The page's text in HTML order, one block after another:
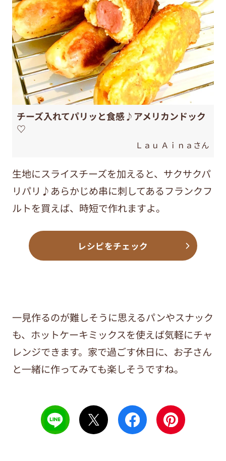
チーズ入れてパリッと食感♪アメリカンドック
♡
Ｌａｕ Ａｉｎａさん
生地にスライスチーズを加えると、サクサクパ
リパリ♪あらかじめ串に刺してあるフランクフ
ルトを買えば、時短で作れますよ。
レシピをチェック
一見作るのが難しそうに思えるパンやスナック
も、ホットケーキミックスを使えば気軽にチャ
レンジできます。家で過ごす休日に、お子さん
と一緒に作ってみても楽しそうですね。